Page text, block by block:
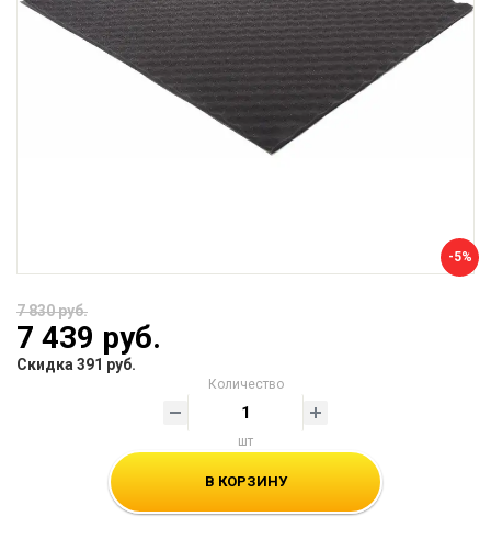
-5%
7 830 руб.
7 439 руб.
Скидка 391 руб.
Количество
шт
В КОРЗИНУ